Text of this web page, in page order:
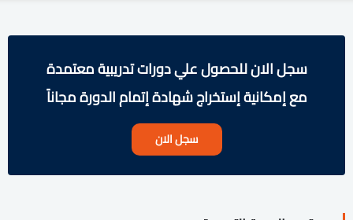
سجل الان للحصول علي دورات تدريبية معتمدة
مع إمكانية إستخراج شهادة إتمام الدورة مجاناً
سجل الان